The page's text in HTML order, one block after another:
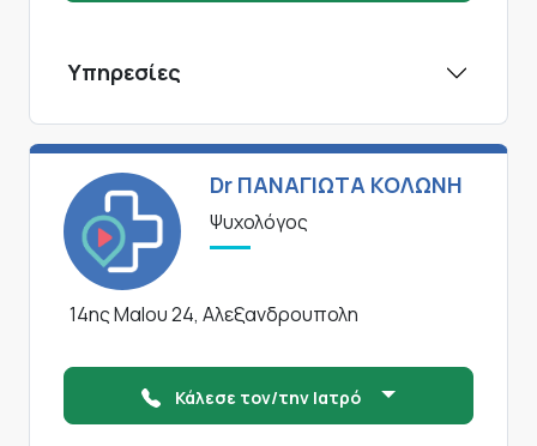
Υπηρεσίες
Dr ΠΑΝΑΓΙΩΤΑ ΚΟΛΩΝΗ
Ψυχολόγος
14ης ΜαΙου 24, Αλεξανδρουπολη
Κάλεσε τον/την Ιατρό